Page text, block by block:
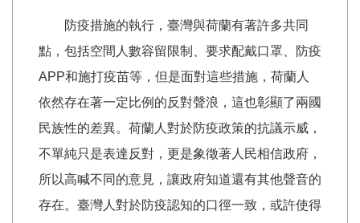
防疫措施的執行，臺灣與荷蘭有著許多共同
點，包括空間人數容留限制、要求配戴口罩、防疫
APP和施打疫苗等，但是面對這些措施，荷蘭人
依然存在著一定比例的反對聲浪，這也彰顯了兩國
民族性的差異。荷蘭人對於防疫政策的抗議示威，
不單純只是表達反對，更是象徵著人民相信政府，
所以高喊不同的意見，讓政府知道還有其他聲音的
存在。臺灣人對於防疫認知的口徑一致，或許使得